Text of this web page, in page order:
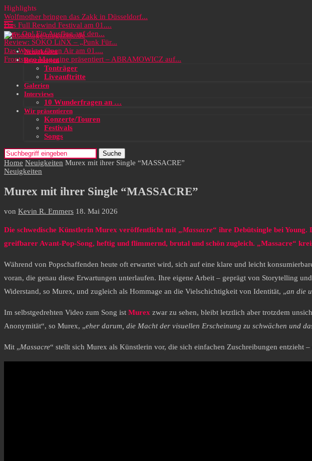
Highlights
Wolfmother bringen das Zakk in Düsseldorf...
Das Full Rewind Festival am 01....
Party On! Ein Ausflug auf den...
Review: SOKO LiNX – „Punk Für...
Das Wacken Open Air am 01....
Frontstage Magazine präsentiert – ABRAMOWICZ auf...
Neuigkeiten
Rezensionen
Tonträger
Liveauftritte
Galerien
Interviews
10 Wunderfragen an …
Wir präsentieren
Konzerte/Touren
Festivals
Songs
Suche
Home Neuigkeiten Murex mit ihrer Single “MASSACRE”
Neuigkeiten
Murex mit ihrer Single “MASSACRE”
von Kevin R. Emmers 18. Mai 2026
Die schwedische Künstlerin Murex veröffentlicht mit „Massacre“ ihre Debütsingle bei
greifbarer Avant‑Pop-Song, heftig und flimmernd, brutal und schön zugleich. „Massacre“
Während von Popschaffenden heute oft erwartet wird, sich auf eine klare und leicht
voran, die genau diese Erwartungen unterlaufen. Ihre eigene Arbeit – geprägt von Storytelling
Widerstand, so Murex, und zugleich als Hommage an die Vielschichtigkeit von Identität, „an die
Im selbstgedrehten Video zum Song ist Murex zwar zu sehen, bleibt letztlich aber trotzdem
Anonymität“, so Murex, „eher darum, die Macht der visuellen Erscheinung zu schwächen und
Mit „Massacre“ stellt sich Murex als Künstlerin vor, die sich einfachen Zuschreibungen entzieht